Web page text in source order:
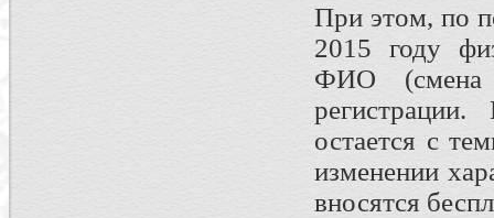
При этом, по
2015 году
ФИО (смена
остается с
изменении
вносятся